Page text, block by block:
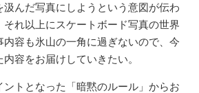
んだ写真にしようという意図が伝わ
それ以上にスケートボード写真の世界
内容も氷山の一角に過ぎないので、今
容をお届けしていきたい。
ントとなった「暗黙のルール」からお